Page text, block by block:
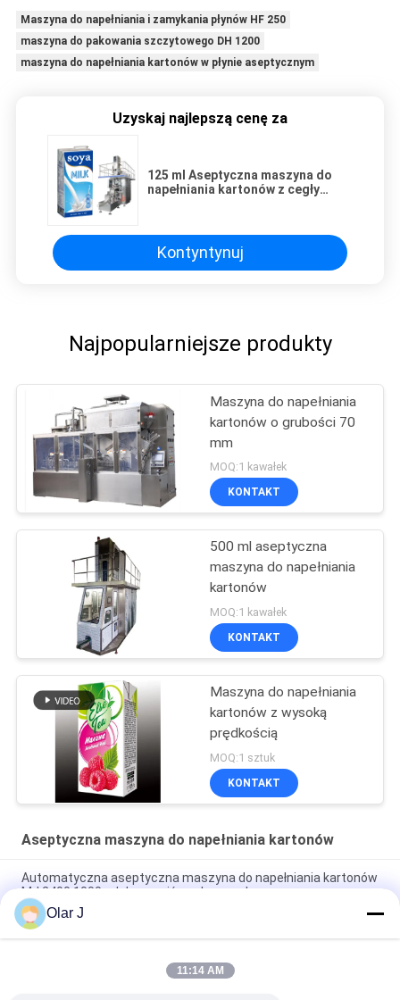
Maszyna do napełniania i zamykania płynów HF 250
maszyna do pakowania szczytowego DH 1200
maszyna do napełniania kartonów w płynie aseptycznym
Uzyskaj najlepszą cenę za
125 ml Aseptyczna maszyna do
napełniania kartonów z cegły
Kontyntynuj
Najpopularniejsze produkty
Maszyna do napełniania
kartonów o grubości 70
mm
MOQ:1 kawałek
KONTAKT
500 ml aseptyczna
maszyna do napełniania
kartonów
MOQ:1 kawałek
KONTAKT
Maszyna do napełniania
kartonów z wysoką
prędkością
MOQ:1 sztuk
KONTAKT
Aseptyczna maszyna do napełniania kartonów
Automatyczna aseptyczna maszyna do napełniania kartonów
MJ 2400 1000 ml do napojów mlecznych
125 ml Aseptyczna maszyna do napełniania kartonów z cegły
Maszyna do pakowania napojów
Półautomatyczna maszyna do napełniania aseptycznych
Olar J
11:14 AM